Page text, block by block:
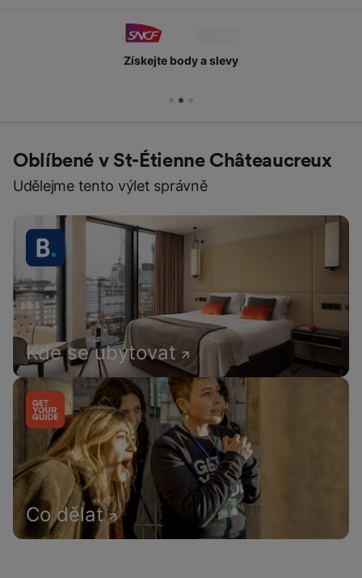
Získejte body a slevy
Oblíbené v St-Étienne Châteaucreux
Udělejme tento výlet správně
Kde se ubytovat
Co dělat